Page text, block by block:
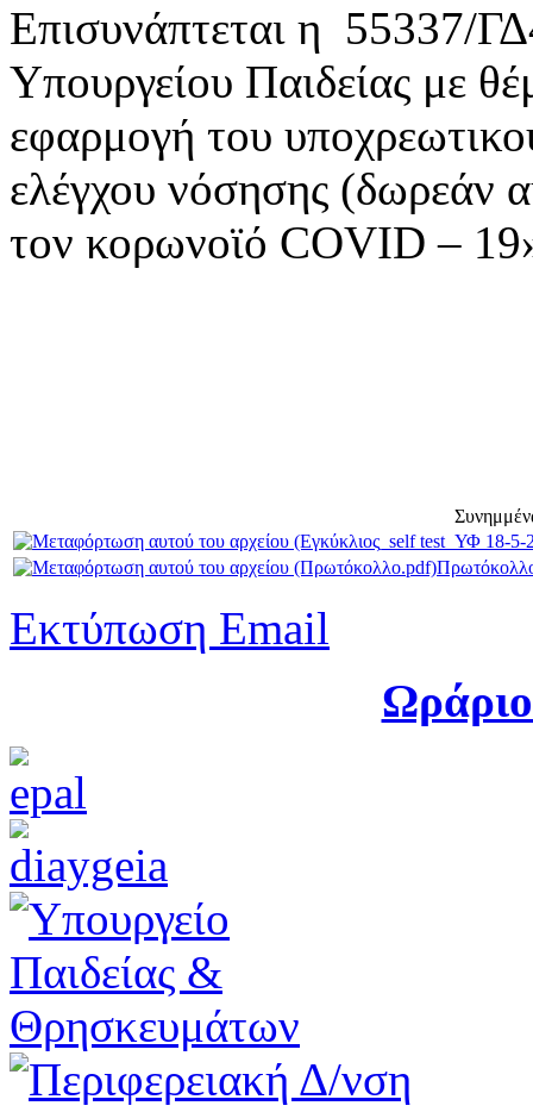
Επισυνάπτεται η 55337/
Υπουργείου Παιδείας με
εφαρμογή του
ελέγχου νόσησης (δωρεάν
τον κορωνοϊό COVID –
Εκτύπωση Email